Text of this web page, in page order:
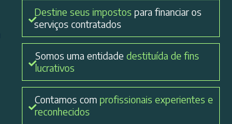
Destine seus impostos para financiar os
serviços contratados
Somos uma entidadedestituída de fins
lucrativos
Contamos com profissionais experientes e
reconhecidos